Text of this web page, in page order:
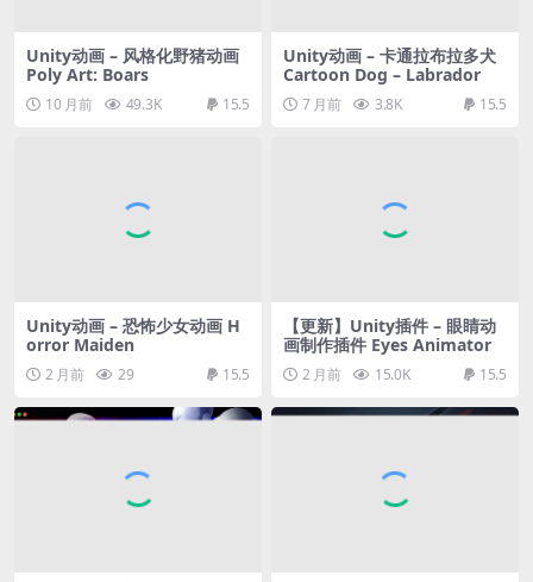
Unity动画 – 风格化野猪动画
Poly Art: Boars
10 月前 49.3K 15.5
Unity动画 – 卡通拉布拉多犬
Cartoon Dog – Labrador
7 月前 3.8K 15.5
Unity动画 – 恐怖少女动画 H
orror Maiden
2 月前 29 15.5
【更新】Unity插件 – 眼睛动
画制作插件 Eyes Animator
2 月前 15.0K 15.5